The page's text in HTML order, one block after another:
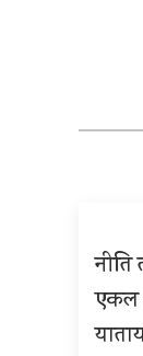
नीति
एकल